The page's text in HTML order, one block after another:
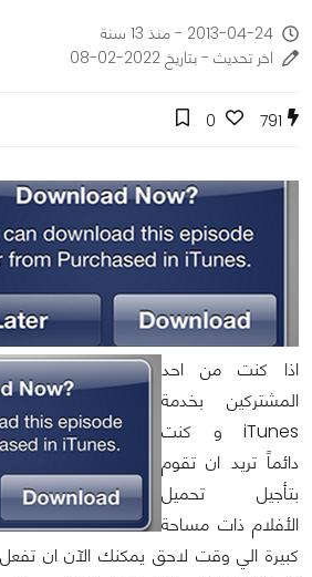
2013-04-24 - منذ 13 سنة
اخر تحديث - بتاريخ 2022-02-08
791
0
اذا كنت من احد
المشتركين بخدمة
iTunes و كنت
دائماً تريد ان تقوم
بتأجيل تحميل
الأفلام ذات مساحة
كبيرة الي وقت لاحق يمكنك الآن ان